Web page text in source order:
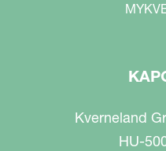
Kverneland
HU-